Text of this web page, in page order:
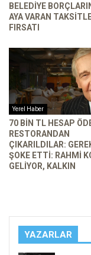
BELEDIYE
AYA VARAN
FIRSATI
Yerel Haber
70 BIN TL HESAP
RESTORANDAN
ÇIKARILDILAR:
ŞOKE ETTI: RAHMI
GELIYOR, KALKIN
YAZARLAR